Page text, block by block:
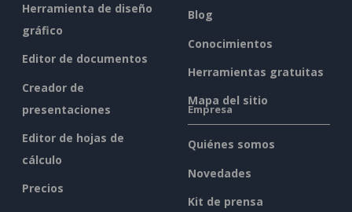
Herramienta de diseño
gráfico
Editor de documentos
Creador de
presentaciones
Editor de hojas de
cálculo
Precios
Blog
Conocimientos
Herramientas gratuitas
Mapa del sitio
Empresa
Quiénes somos
Novedades
Kit de prensa